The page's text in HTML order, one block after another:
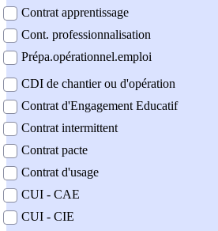
Contrat apprentissage
Cont. professionnalisation
Prépa.opérationnel.emploi
CDI de chantier ou d'opération
Contrat d'Engagement Educatif
Contrat intermittent
Contrat pacte
Contrat d'usage
CUI - CAE
CUI - CIE